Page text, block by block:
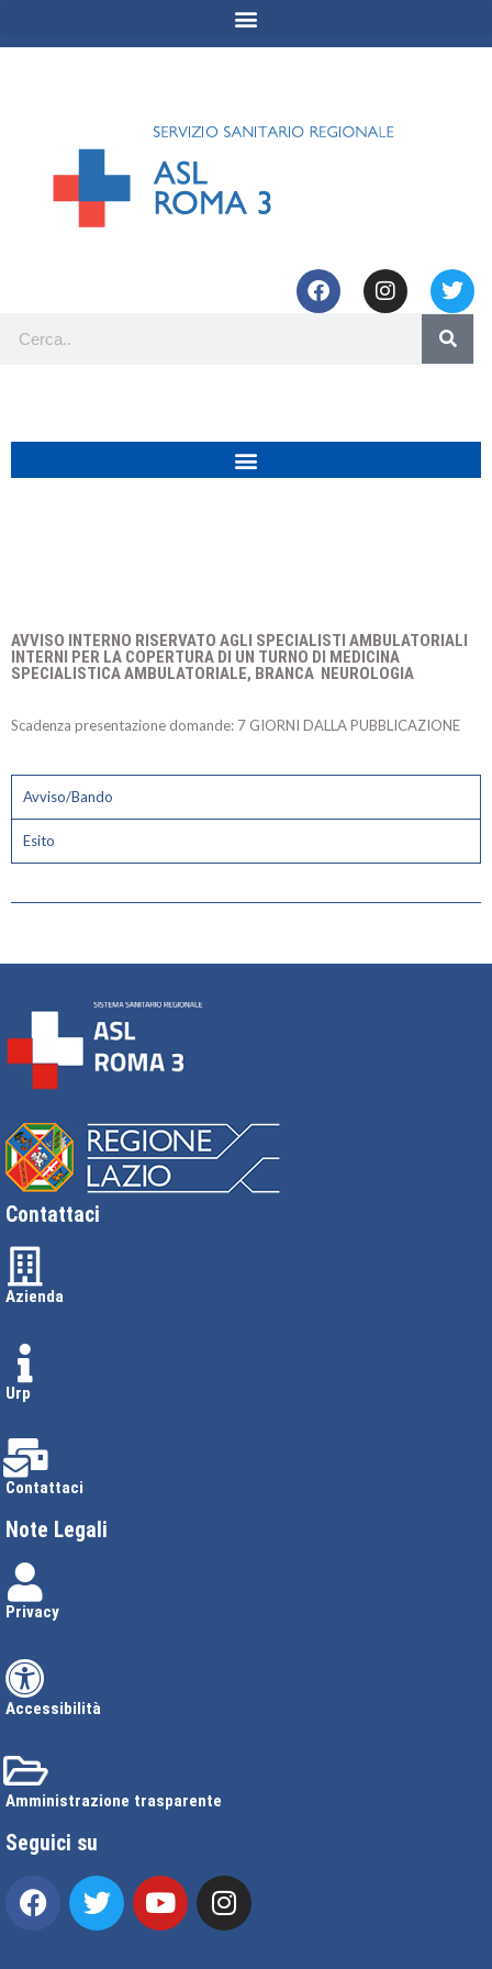
AVVISO INTERNO RISERVATO AGLI SPECIALISTI AMBULATORIALI
INTERNI PER LA COPERTURA DI UN TURNO DI MEDICINA
SPECIALISTICA AMBULATORIALE, BRANCA NEUROLOGIA
Scadenza presentazione domande: 7 GIORNI DALLA PUBBLICAZIONE
Avviso/Bando
Esito
Contattaci
Azienda
Urp
Contattaci
Note Legali
Privacy
Accessibilità
Amministrazione trasparente
Seguici su